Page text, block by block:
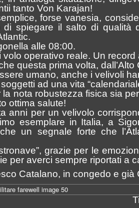
tanto Von Karajan!
forse vanesia,
di spiegare il salto di qualità
alle 08:00.
volo operativo reale. Un
questa prima volta, dall’Alto
umano, anche i velivoli
ad una vita
la nota robustezza fisica sia
ottima salute!
anni per un velivolo
esemplare in Italia, a
un segnale forte che
grazie per le
per averci sempre riportati a
Catalano, in congedo e